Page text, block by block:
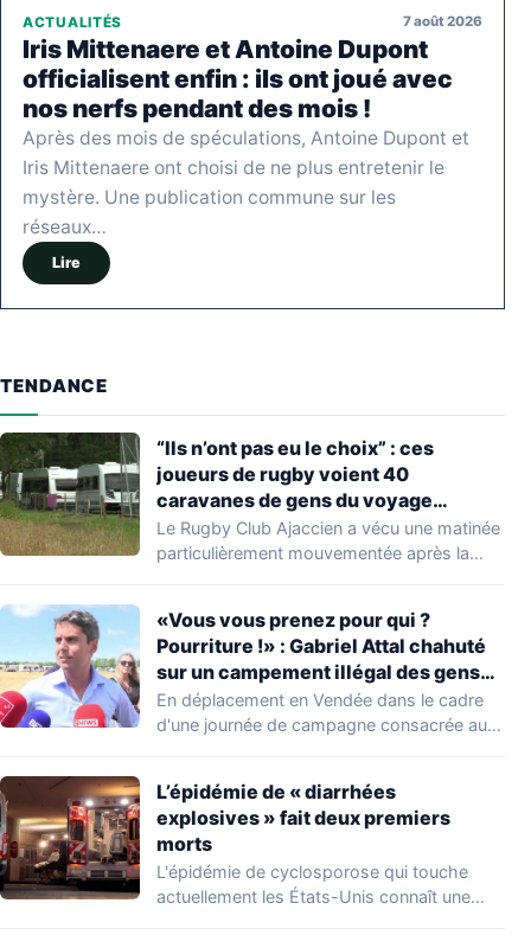
ACTUALITÉS 7 août 2026
Iris Mittenaere et Antoine Dupont
officialisent enfin : ils ont joué avec
nos nerfs pendant des mois !
Après des mois de spéculations, Antoine Dupont et
Iris Mittenaere ont choisi de ne plus entretenir le
mystère. Une publication commune sur les
réseaux…
Lire
TENDANCE
“Ils n’ont pas eu le choix” : ces
joueurs de rugby voient 40
caravanes de gens du voyage
s’installer dans leur stade, ils les
délogent en moins d’1 heure
Le Rugby Club Ajaccien a vécu une matinée
particulièrement mouvementée après la
«Vous vous prenez pour qui ?
Pourriture !» : Gabriel Attal chahuté
sur un campement illégal des gens
du voyage
En déplacement en Vendée dans le cadre
d'une journée de campagne consacrée aux
L’épidémie de « diarrhées
explosives » fait deux premiers
morts
L'épidémie de cyclosporose qui touche
actuellement les États-Unis connaît une